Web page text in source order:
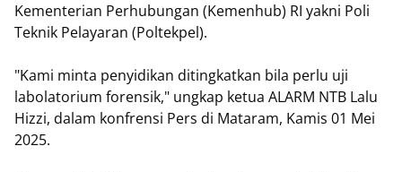
Kementerian Perhubungan (Kemenhub) RI yakni Poli
Teknik Pelayaran (Poltekpel).
"Kami minta penyidikan ditingkatkan bila perlu uji
labolatorium forensik," ungkap ketua ALARM NTB Lalu
Hizzi, dalam konfrensi Pers di Mataram, Kamis 01 Mei
2025.